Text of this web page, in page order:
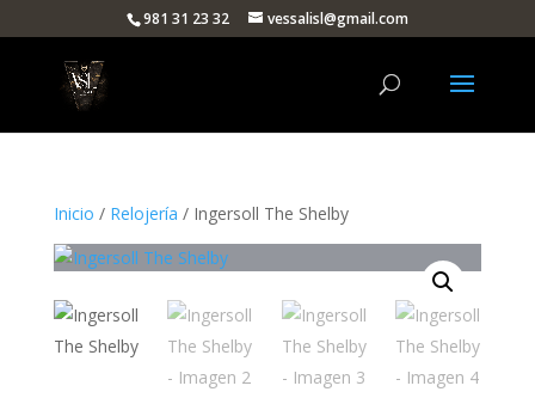
981 31 23 32 vessalisl@gmail.com
Inicio / Relojería / Ingersoll The Shelby